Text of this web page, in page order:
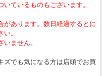
ているものもございます。
があります。数日経過するとに
。
ません。
ズでも気になる方は店頭でお買